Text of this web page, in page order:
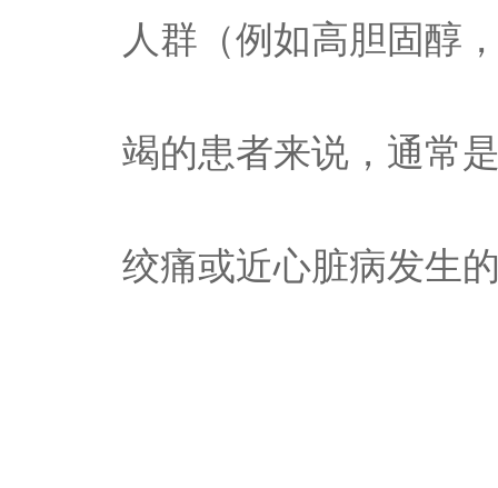
人群（例如高胆固醇
竭的患者来说，通常
绞痛或近心脏病发生